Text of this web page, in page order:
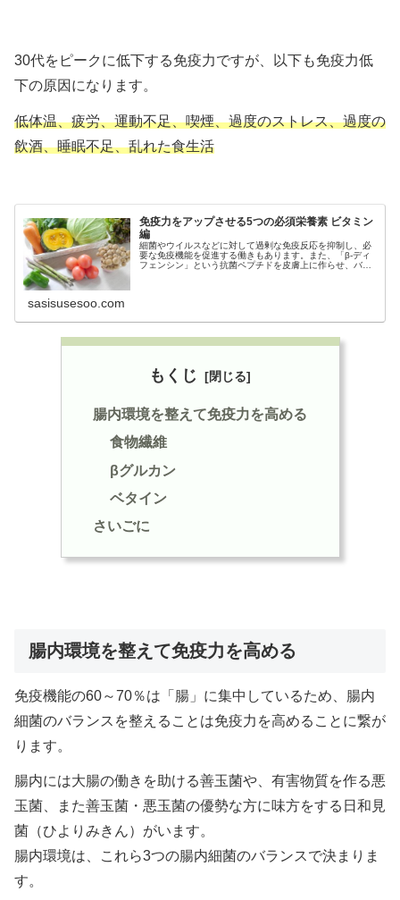
30代をピークに低下する免疫力ですが、以下も免疫力低
下の原因になります。
低体温、疲労、運動不足、喫煙、過度のストレス、過度の
飲酒、睡眠不足、乱れた食生活
免疫力をアップさせる5つの必須栄養素 ビタミン
編
細菌やウイルスなどに対して過剰な免疫反応を抑制し、必
要な免疫機能を促進する働きもあります。また、「β-ディ
フェンシン」という抗菌ペプチドを皮膚上に作らせ、バリ
sasisusesoo.com
もくじ
腸内環境を整えて免疫力を高める
食物繊維
βグルカン
ベタイン
さいごに
腸内環境を整えて免疫力を高める
免疫機能の60～70％は「腸」に集中しているため、腸内
細菌のバランスを整えることは免疫力を高めることに繋が
ります。
腸内には大腸の働きを助ける善玉菌や、有害物質を作る悪
玉菌、また善玉菌・悪玉菌の優勢な方に味方をする日和見
菌（ひよりみきん）がいます。
腸内環境は、これら3つの腸内細菌のバランスで決まりま
す。